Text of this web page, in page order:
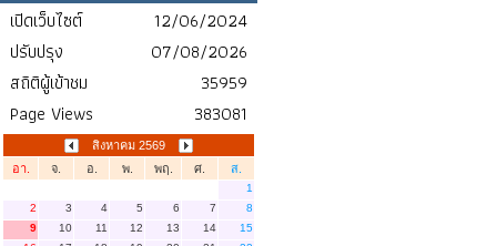
เปิดเว็บไซต์
12/06/2024
ปรับปรุง
07/08/2026
สถิติผู้เข้าชม
35959
Page Views
383081
สิงหาคม 2569
อา.
จ. อ. พ. พฤ. ศ. ส.
1
2
3 4 5 6 7
8
9
10 11 12 13 14
15